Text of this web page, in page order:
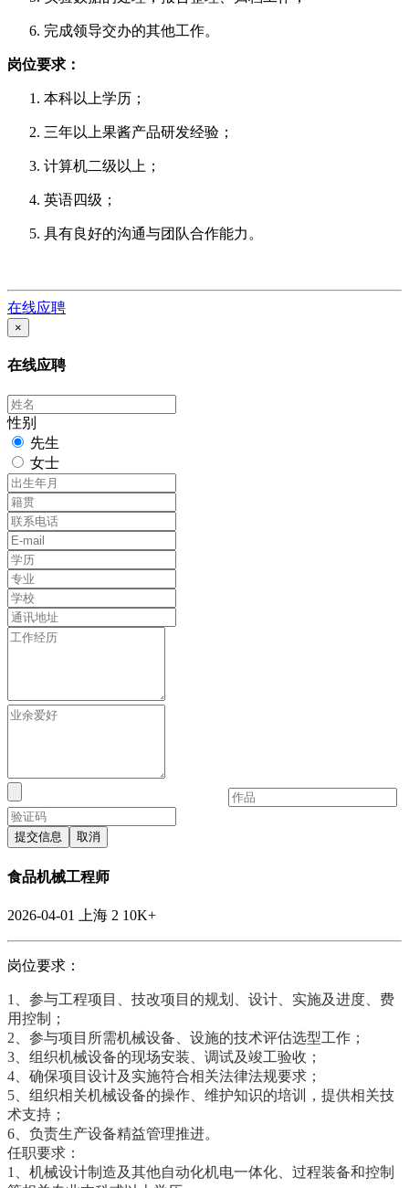
完成领导交办的其他工作。
岗位要求：
本科以上学历；
三年以上果酱产品研发经验；
计算机二级以上；
英语四级；
具有良好的沟通与团队合作能力。
在线应聘
×
在线应聘
性别
先生
女士
提交信息 取消
食品机械工程师
2026-04-01 上海 2 10K+
岗位要求：
1、参与工程项目、技改项目的规划、设计、实施及进度、费
用控制；
2、参与项目所需机械设备、设施的技术评估选型工作；
3、组织机械设备的现场安装、调试及竣工验收；
4、确保项目设计及实施符合相关法律法规要求；
5、组织相关机械设备的操作、维护知识的培训，提供相关技
术支持；
6、负责生产设备精益管理推进。
任职要求：
1、机械设计制造及其他自动化机电一体化、过程装备和控制